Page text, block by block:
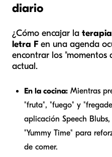
diario
¿Cómo encajar la
letra Fen una agenda
encontrar los
actual.
En la cocina: Mientras
"fruta", "fuego" y
aplicación Speech
"Yummy Time" para
de comer.